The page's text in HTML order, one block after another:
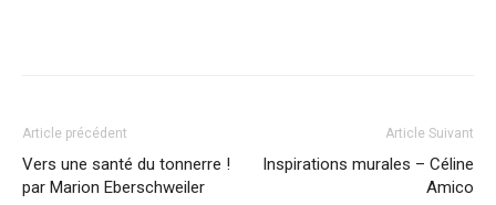
Article précédent
Vers une santé du tonnerre !
par Marion Eberschweiler
Article Suivant
Inspirations murales – Céline
Amico